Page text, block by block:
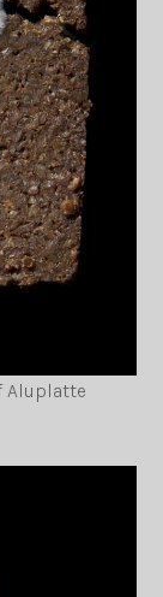
Aluplatte